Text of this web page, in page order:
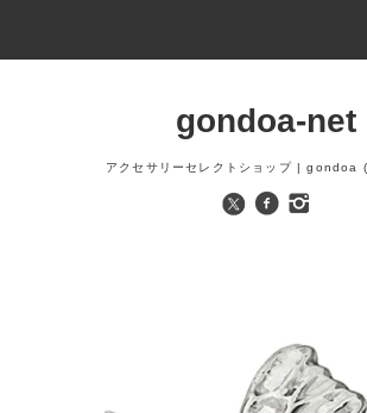
gondoa-net
アクセサリーセレクトショップ | gondoa